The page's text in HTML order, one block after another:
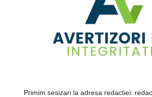
Primim sesizari la adresa redactiei: